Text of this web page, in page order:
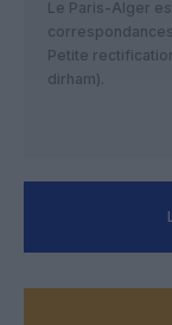
Le Paris-Alger
correspondances .
Petite
dirham).